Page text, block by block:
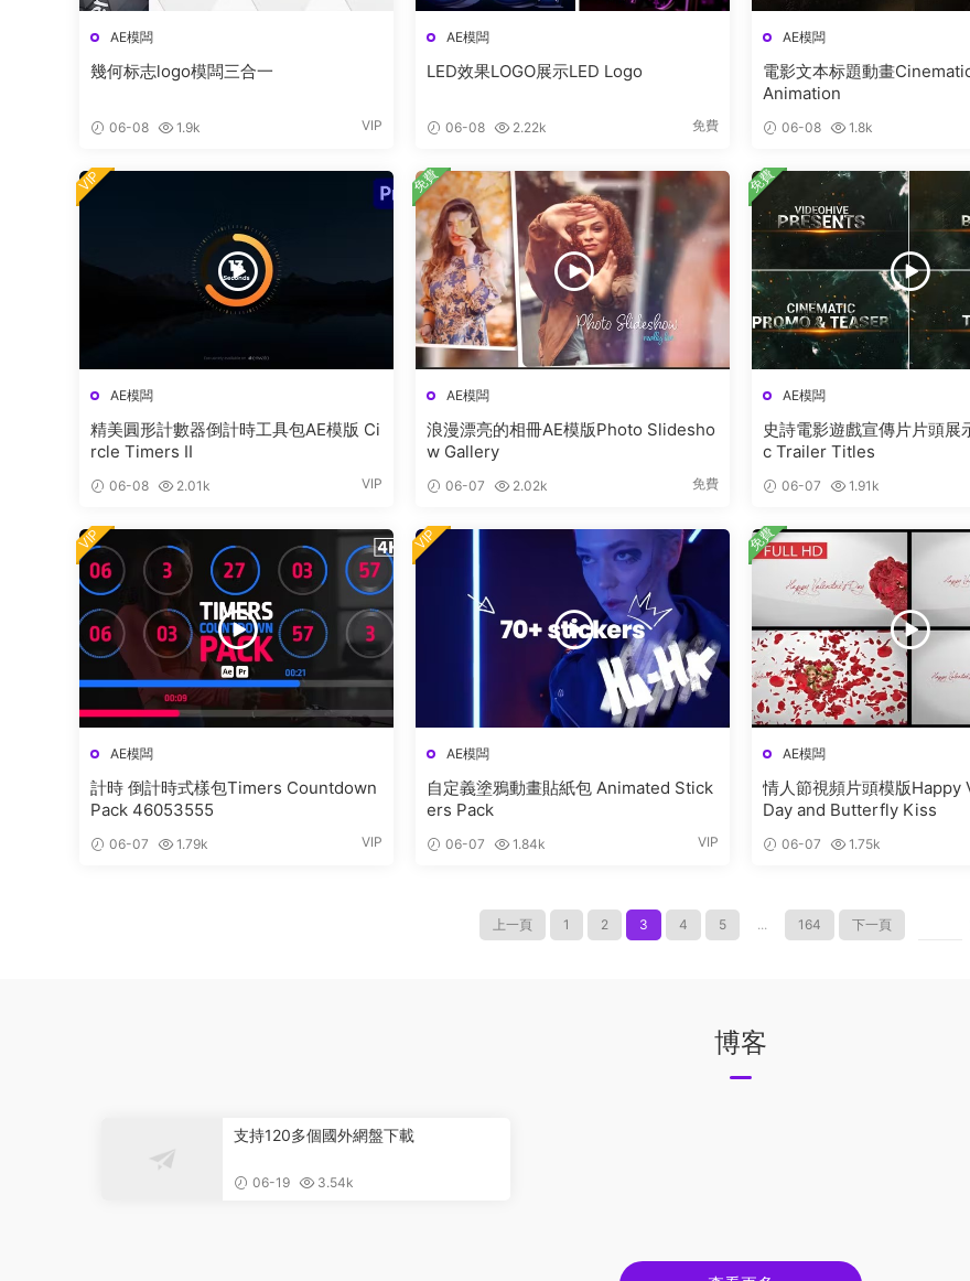
AE模闆
幾何标志logo模闆三合一
06-08 1.9k VIP
AE模闆
LED效果LOGO展示LED Logo
06-08 2.22k 免費
AE模闆
電影文本标題動畫
Animation
06-08 1.8k
AE模闆
精美圓形計數器倒計時工具包AE模版 Ci
rcle Timers II
06-08 2.01k VIP
VIP
AE模闆
浪漫漂亮的相冊AE模版Photo Slidesho
w Gallery
06-07 2.02k 免費
免費
AE模闆
史詩電影遊戲宣傳片片頭展示
c Trailer Titles
06-07 1.91k
免費
AE模闆
計時 倒計時式樣包Timers Countdown
Pack 46053555
06-07 1.79k VIP
VIP
AE模闆
自定義塗鴉動畫貼紙包 Animated Stick
ers Pack
06-07 1.84k VIP
VIP
AE模闆
情人節視頻片頭模版Happy
Day and Butterfly Kiss
06-07 1.75k
免費
上一頁 1 2 3 4 5 ... 164 下一頁
博客
支持120多個國外網盤下載
06-19 3.54k